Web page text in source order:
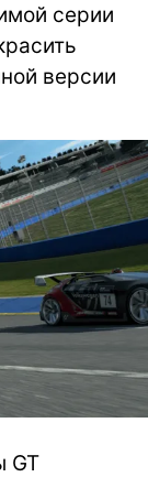
серии
версии
GT